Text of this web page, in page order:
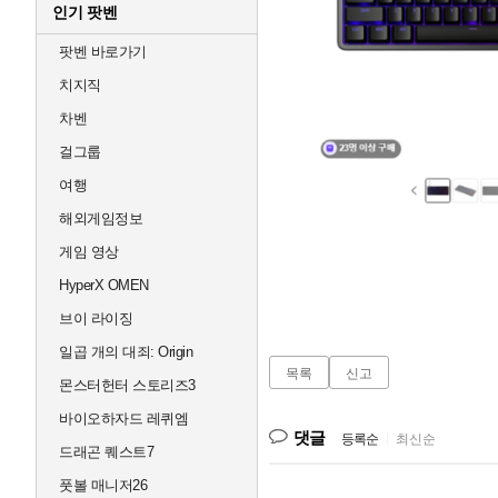
인기 팟벤
팟벤 바로가기
치지직
차벤
걸그룹
여행
해외게임정보
게임 영상
HyperX OMEN
브이 라이징
일곱 개의 대죄: Origin
몬스터헌터 스토리즈3
바이오하자드 레퀴엠
드래곤 퀘스트7
풋볼 매니저26
목록 신고
댓글 등록순 최신순